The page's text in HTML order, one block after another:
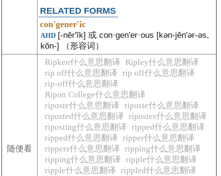
RELATED FORMS
con'generʹic
AHD [-nĕrʹĭk] 或 con·genʹer·ous [kən-jĕnʹər-əs,
kŏn-] （形容词）
随便看
Ripken什么意思翻译
Ripley什么意思翻译
rip off什么意思翻译 rip off什么意思翻译
rip-off什么意思翻译
Ripon College什么意思翻译
riposte什么意思翻译 riposte什么意思翻译
riposted什么意思翻译 ripostes什么意思翻译
riposting什么意思翻译 ripped什么意思翻译
ripped什么意思翻译 ripper什么意思翻译
rippers什么意思翻译 ripping什么意思翻译
ripping什么意思翻译 ripple什么意思翻译
ripple什么意思翻译 rippled什么意思翻译